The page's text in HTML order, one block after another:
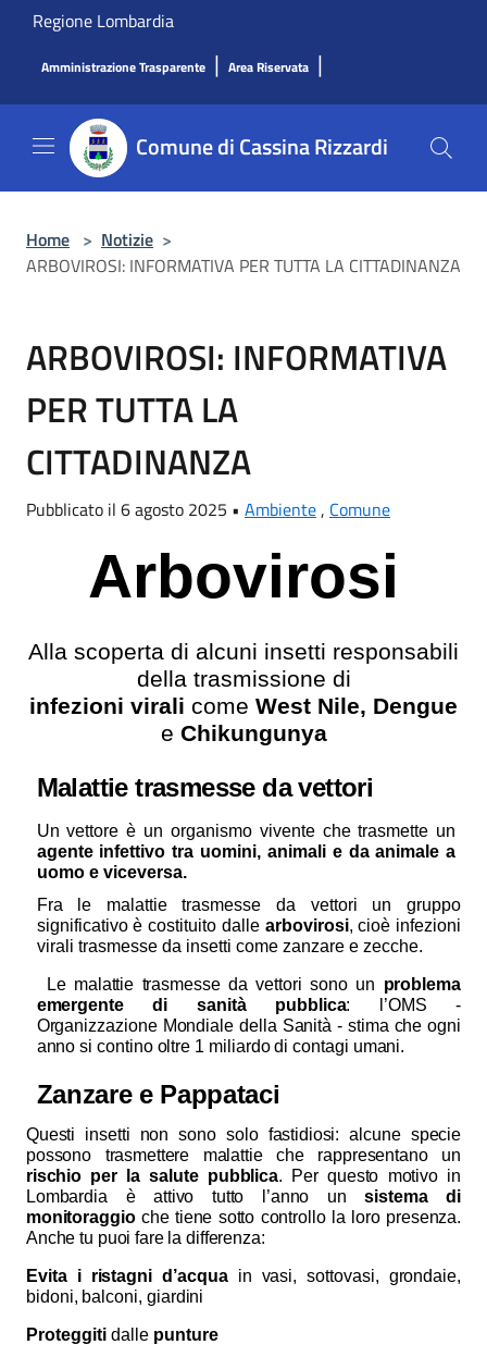
Salta al contenuto principale
Regione Lombardia
Amministrazione Trasparente | Area Riservata |
Comune di Cassina Rizzardi
Home > Notizie >
ARBOVIROSI: INFORMATIVA PER TUTTA LA CITTADINANZA
ARBOVIROSI: INFORMATIVA
PER TUTTA LA
CITTADINANZA
Pubblicato il 6 agosto 2025 • Ambiente, Comune
Arbovirosi
Alla scoperta di alcuni insetti responsabili
della trasmissione di
infezioni virali come West Nile, Dengue
e Chikungunya
Malattie trasmesse da vettori
Un vettore è un organismo vivente che trasmette un
agente infettivo tra uomini, animali e da animale a
uomo e viceversa.
Fra le malattie trasmesse da vettori un gruppo
significativo è costituito dalle arbovirosi, cioè infezioni
virali trasmesse da insetti come zanzare e zecche.
Le malattie trasmesse da vettori sono un problema
emergente di sanità pubblica: l’OMS -
Organizzazione Mondiale della Sanità - stima che ogni
anno si contino oltre 1 miliardo di contagi umani.
Zanzare e Pappataci
Questi insetti non sono solo fastidiosi: alcune specie
possono trasmettere malattie che rappresentano un
rischio per la salute pubblica. Per questo motivo in
Lombardia è attivo tutto l’anno unsistema di
monitoraggio che tiene sotto controllo la loro presenza.
Anche tu puoi fare la differenza:
Evita i ristagni d’acqua in vasi, sottovasi, grondaie,
bidoni, balconi, giardini
Proteggiti dalle punture